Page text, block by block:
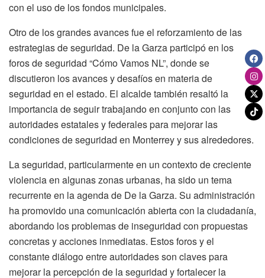
con el uso de los fondos municipales.
Otro de los grandes avances fue el reforzamiento de las
estrategias de seguridad. De la Garza participó en los
foros de seguridad “Cómo Vamos NL”, donde se
discutieron los avances y desafíos en materia de
seguridad en el estado. El alcalde también resaltó la
importancia de seguir trabajando en conjunto con las
autoridades estatales y federales para mejorar las
condiciones de seguridad en Monterrey y sus alrededores.
La seguridad, particularmente en un contexto de creciente
violencia en algunas zonas urbanas, ha sido un tema
recurrente en la agenda de De la Garza. Su administración
ha promovido una comunicación abierta con la ciudadanía,
abordando los problemas de inseguridad con propuestas
concretas y acciones inmediatas. Estos foros y el
constante diálogo entre autoridades son claves para
mejorar la percepción de la seguridad y fortalecer la